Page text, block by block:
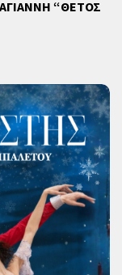
“ΘΕΤΟΣ